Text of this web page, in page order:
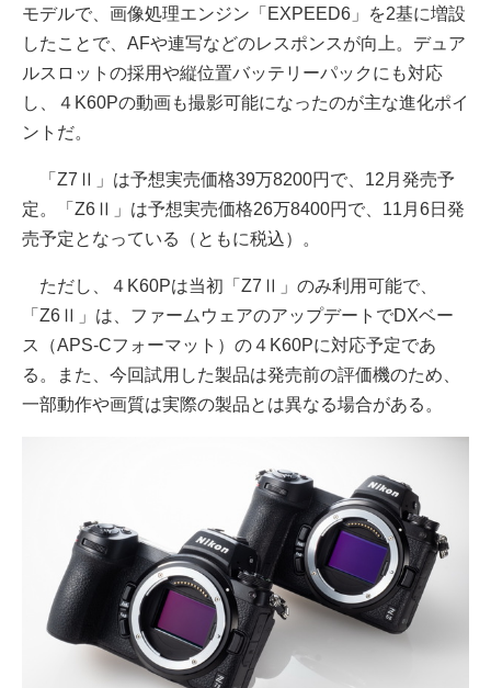
モデルで、画像処理エンジン「EXPEED6」を2基に増設
したことで、AFや連写などのレスポンスが向上。デュア
ルスロットの採用や縦位置バッテリーパックにも対応
し、４K60Pの動画も撮影可能になったのが主な進化ポイ
ントだ。
「Z7Ⅱ」は予想実売価格39万8200円で、12月発売予
定。「Z6Ⅱ」は予想実売価格26万8400円で、11月6日発
売予定となっている（ともに税込）。
ただし、４K60Pは当初「Z7Ⅱ」のみ利用可能で、
「Z6Ⅱ」は、ファームウェアのアップデートでDXベー
ス（APS-Cフォーマット）の４K60Pに対応予定であ
る。また、今回試用した製品は発売前の評価機のため、
一部動作や画質は実際の製品とは異なる場合がある。